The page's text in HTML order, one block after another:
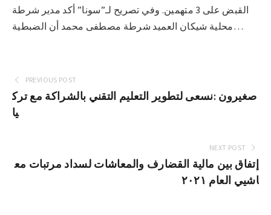
القبض على 3 متهمين. وفي تصريح لـ”سونا” أكد مدير شرطة
محلية شيكان العميد شرطة مصطفى محمد أن الضبطية…
PREVIOUS POST
صغيرون :نسعى لتطوير التعليم التقني بالشراكة مع ترك
يا
NEXT POST
إتفاق بين مالية القضارف والمعاشات لسداد مرتبات مع
اشيي العام ٢٠٢١